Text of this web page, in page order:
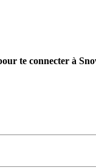
te connecter à